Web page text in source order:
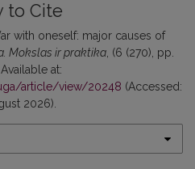
to Cite
with oneself: major causes of
Mokslas ir praktika, (6 (270), pp.
Available at:
article/view/20248 (Accessed:
2026).